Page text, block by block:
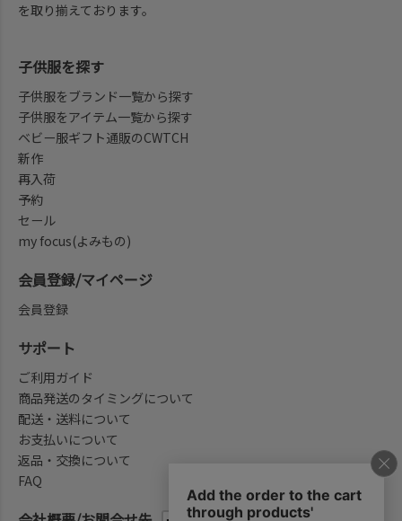
を取り揃えております。
子供服を探す
子供服をブランド一覧から探す
子供服をアイテム一覧から探す
ベビー服ギフト通販のCWTCH
新作
再入荷
予約
セール
my focus(よみもの)
会員登録/マイページ
会員登録
サポート
ご利用ガイド
商品発送のタイミングについて
配送・送料について
お支払いについて
返品・交換について
FAQ